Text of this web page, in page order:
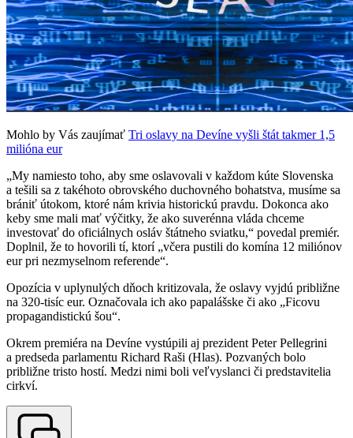
Mohlo by Vás zaujímať Tri oslavy na Devíne vyšli štát takmer 1,5
milióna eur
„My namiesto toho, aby sme oslavovali v každom kúte Slovenska
a tešili sa z takéhoto obrovského duchovného bohatstva, musíme sa
brániť útokom, ktoré nám krivia historickú pravdu. Dokonca ako
keby sme mali mať výčitky, že ako suverénna vláda chceme
investovať do oficiálnych osláv štátneho sviatku,“ povedal premiér.
Doplnil, že to hovorili tí, ktorí „včera pustili do komína 12 miliónov
eur pri nezmyselnom referende“.
Opozícia v uplynulých dňoch kritizovala, že oslavy vyjdú približne
na 320-tisíc eur. Označovala ich ako papalášske či ako „Ficovu
propagandistickú šou“.
Okrem premiéra na Devíne vystúpili aj prezident Peter Pellegrini
a predseda parlamentu Richard Raši (Hlas). Pozvaných bolo
približne tristo hostí. Medzi nimi boli veľvyslanci či predstavitelia
cirkví.